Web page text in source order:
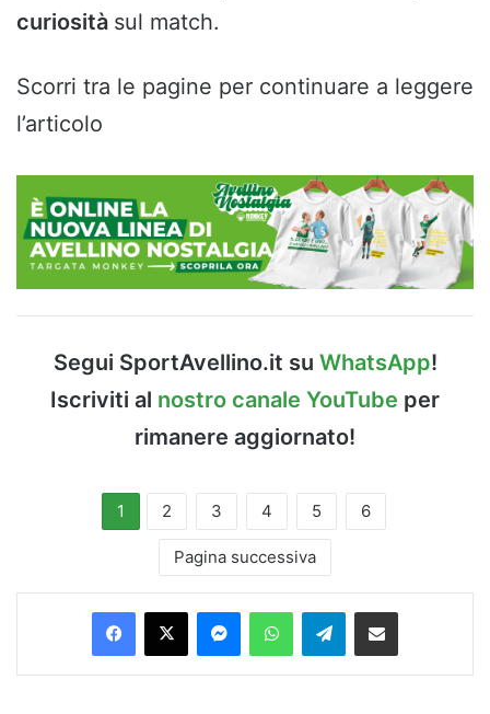
curiosità sul match.
Scorri tra le pagine per continuare a leggere
l’articolo
Segui SportAvellino.it su WhatsApp!
Iscriviti al nostro canale YouTube per
rimanere aggiornato!
1 2 3 4 5 6
Pagina successiva
Facebook
X MessengerWhatsAppTelegramCondividi via Email